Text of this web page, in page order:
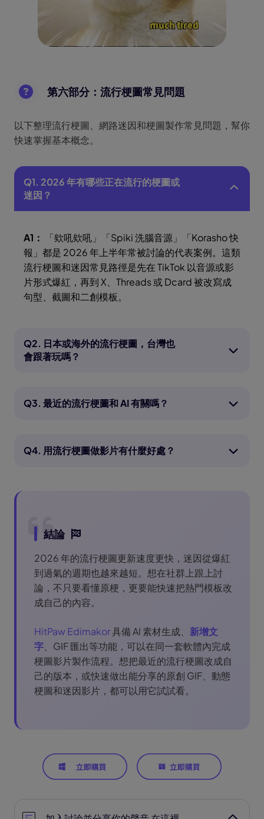
第六部分：流行梗圖常見問題
以下整理流行梗圖、網路迷因和梗圖製作常見問題，幫你
快速掌握基本概念。
Q1. 2026 年有哪些正在流行的梗圖或
迷因？
A1：
「欸吼欸吼」「Spiki 洗腦音源」「Korasho 快
報」都是 2026 年上半年常被討論的代表案例。這類
流行梗圖和迷因常見路徑是先在 TikTok 以音源或影
片形式爆紅，再到 X、Threads 或 Dcard 被改寫成
句型、截圖和二創模板。
Q2. 日本或海外的流行梗圖，台灣也
會跟著玩嗎？
Q3. 最近的流行梗圖和 AI 有關嗎？
Q4. 用流行梗圖做影片有什麼好處？
結論
2026 年的流行梗圖更新速度更快，迷因從爆紅
到過氣的週期也越來越短。想在社群上跟上討
論，不只要看懂原梗，更要能快速把熱門模板改
成自己的內容。
HitPaw Edimakor具備 AI 素材生成、 新增文
字 、GIF 匯出等功能，可以在同一套軟體內完成
梗圖影片製作流程。想把最近的流行梗圖改成自
己的版本，或快速做出能分享的原創 GIF、動態
梗圖和迷因影片，都可以用它試試看。